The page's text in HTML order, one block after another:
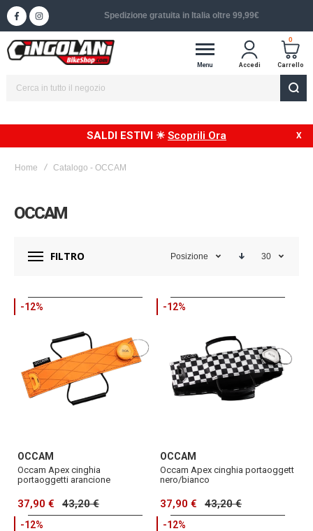
Spedizione in 24/48h in Italia
Menu Accedi
0
Carrello
SALDI ESTIVI ☀ Scoprili Ora
Home Catalogo - OCCAM
OCCAM
FILTRO Posizione 30
-12%
OCCAM
Occam Apex cinghia
portaoggetti arancione
37,90 € 43,20 €
-12%
OCCAM
Occam Apex cinghia portaoggett
nero/bianco
37,90 € 43,20 €
-12% -12%